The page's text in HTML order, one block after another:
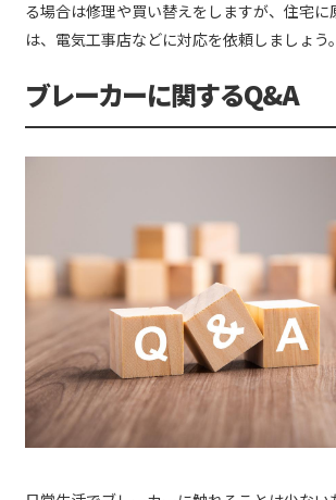
る場合は修理や買い替えをしますが、住宅に
は、電気工事店などに対応を依頼しましょう。
ブレーカーに関するQ&A